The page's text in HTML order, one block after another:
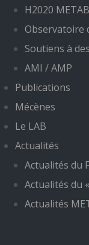
H2020
Observatoire
Soutiens à
AMI / AMP
Publications
Mécènes
Le LAB
Actualités
Actualités du
Actualités du
Actualités